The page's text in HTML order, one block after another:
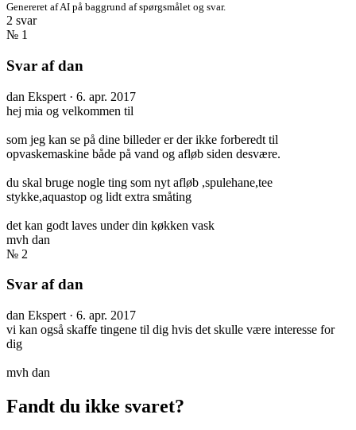
Genereret af AI på baggrund af spørgsmålet og svar.
2 svar
№ 1
Svar af dan
dan Ekspert · 6. apr. 2017
hej mia og velkommen til
som jeg kan se på dine billeder er der ikke forberedt til
opvaskemaskine både på vand og afløb siden desvære.
du skal bruge nogle ting som nyt afløb ,spulehane,tee
stykke,aquastop og lidt extra småting
det kan godt laves under din køkken vask
mvh dan
№ 2
Svar af dan
dan Ekspert · 6. apr. 2017
vi kan også skaffe tingene til dig hvis det skulle være interesse for
dig
mvh dan
Fandt du ikke svaret?